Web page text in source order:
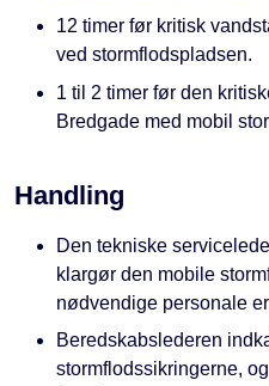
12 timer før kritisk
ved stormflodspladsen.
1 til 2 timer før den
Bredgade med mobil
Handling
Den tekniske
klargør den mobile
nødvendige personale
Beredskabslederen
stormflodssikringerne,